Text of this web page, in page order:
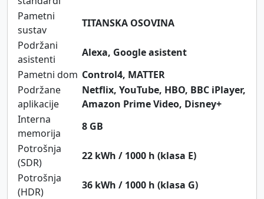
Pametni
sustav
TITANSKA OSOVINA
Podržani
asistenti
Alexa, Google asistent
Pametni dom Control4, MATTER
Podržane
aplikacije
Netflix, YouTube, HBO, BBC iPlayer,
Amazon Prime Video, Disney+
Interna
memorija
8 GB
Potrošnja
(SDR)
22 kWh / 1000 h (klasa E)
Potrošnja
(HDR)
36 kWh / 1000 h (klasa G)